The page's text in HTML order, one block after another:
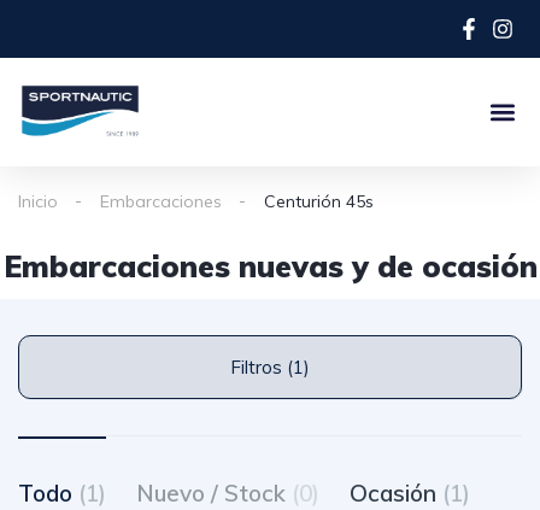
Inicio Embarcaciones Centurión 45s
Embarcaciones nuevas y de ocasión
Filtros (1)
Todo (1) Nuevo / Stock (0) Ocasión (1)